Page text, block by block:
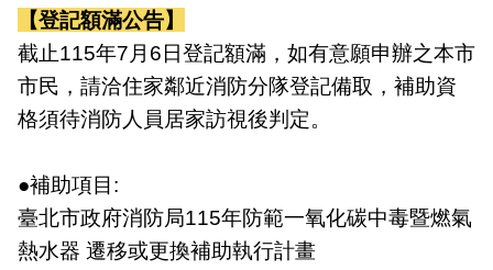
機
關
簡
介
導
教
育
【登記額滿公告】
截止115年7月6日登記額滿，如有意願申辦之本市
市民，請洽住家鄰近消防分隊登記備取，補助資
格須待消防人員居家訪視後判定。
●補助項目:
臺北市政府消防局115年防範一氧化碳中毒暨燃氣
熱水器 遷移或更換補助執行計畫